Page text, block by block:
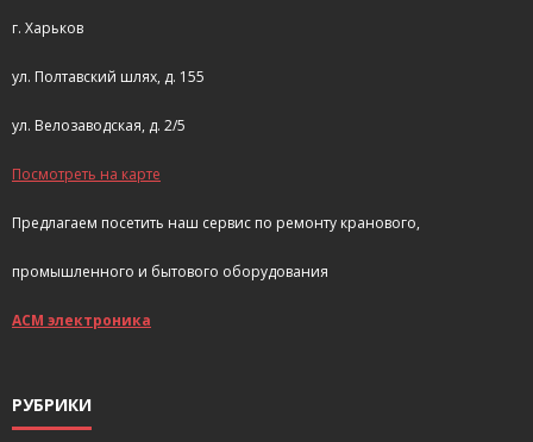
г. Харьков
ул. Полтавский шлях, д. 155
ул. Велозаводская, д. 2/5
Посмотреть на карте
Предлагаем посетить наш сервис по ремонту кранового,
промышленного и бытового оборудования
АСМ электроника
РУБРИКИ